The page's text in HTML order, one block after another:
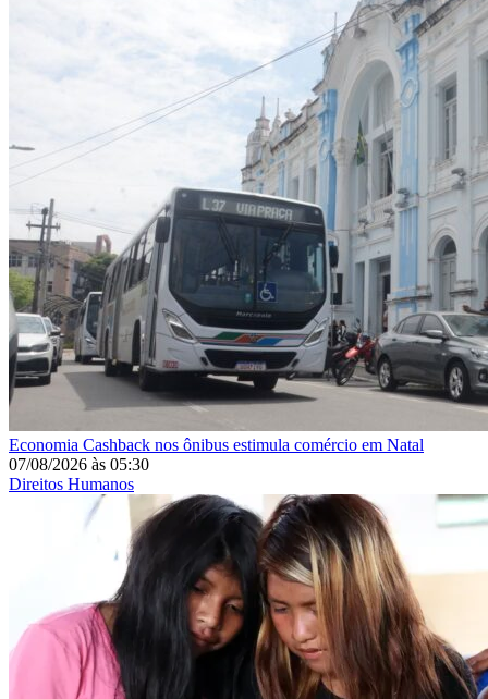
Economia Cashback nos ônibus estimula comércio em Natal
07/08/2026 às 05:30
Direitos Humanos